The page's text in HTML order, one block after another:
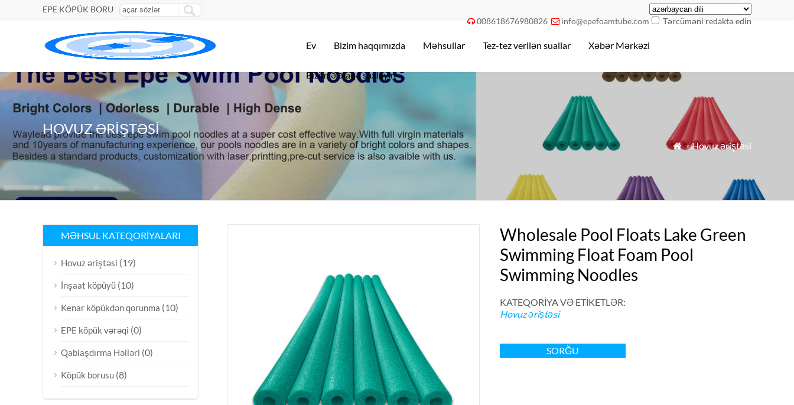
EPE KÖPÜK BORU
 008618676980826  info@epefoamtube.com Tərcüməni redaktə edin
Ev Bizim haqqımızda Məhsullar Tez-tez verilən suallar Xəbər Mərkəzi
Bizimlə əlaqə saxlayın
HOVUZ ƏRIŞTƏSI
 »Hovuz əriştəsi
Wholesale Pool Floats Lake Green
Swimming Float Foam Pool
Swimming Noodles
KATEQORİYA VƏ ETİKETLƏR:
Hovuz əriştəsi
SORĞU
MƏHSUL KATEQORIYALARI
Hovuz əriştəsi (19)
İnşaat köpüyü (10)
Kenar köpükdən qorunma (10)
EPE köpük vərəqi (0)
Qablaşdırma Həlləri (0)
Köpük borusu (8)